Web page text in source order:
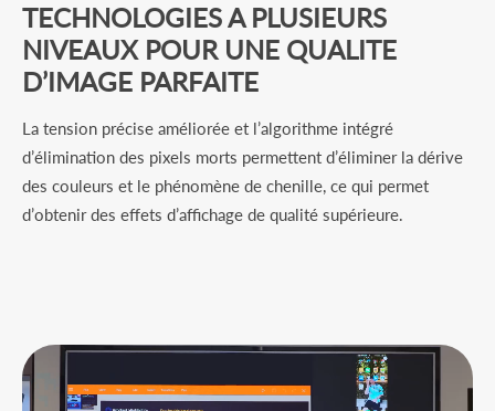
TECHNOLOGIES A PLUSIEURS
NIVEAUX POUR UNE QUALITE
D’IMAGE PARFAITE
La tension précise améliorée et l’algorithme intégré
d’élimination des pixels morts permettent d’éliminer la dérive
des couleurs et le phénomène de chenille, ce qui permet
d’obtenir des effets d’affichage de qualité supérieure.